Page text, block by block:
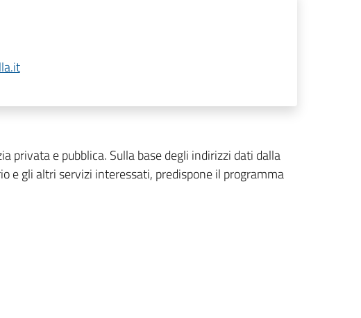
privata e pubblica. Sulla base degli indirizzi dati dalla
e gli altri servizi interessati, predispone il programma